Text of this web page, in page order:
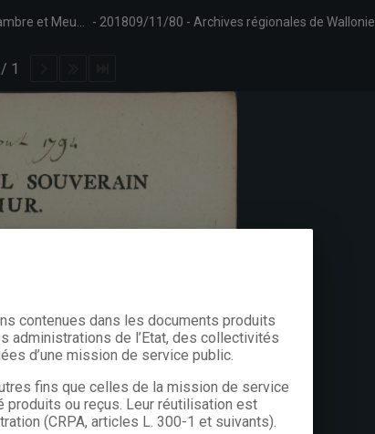
201809/11/80 Archives régionales de Wallonie
/ 1
contenues dans les documents produits
administrations de l’Etat, des collectivités
d’une mission de service public.
fins que celles de la mission de service
ou reçus. Leur réutilisation est
(CRPA, articles L. 300-1 et suivants).